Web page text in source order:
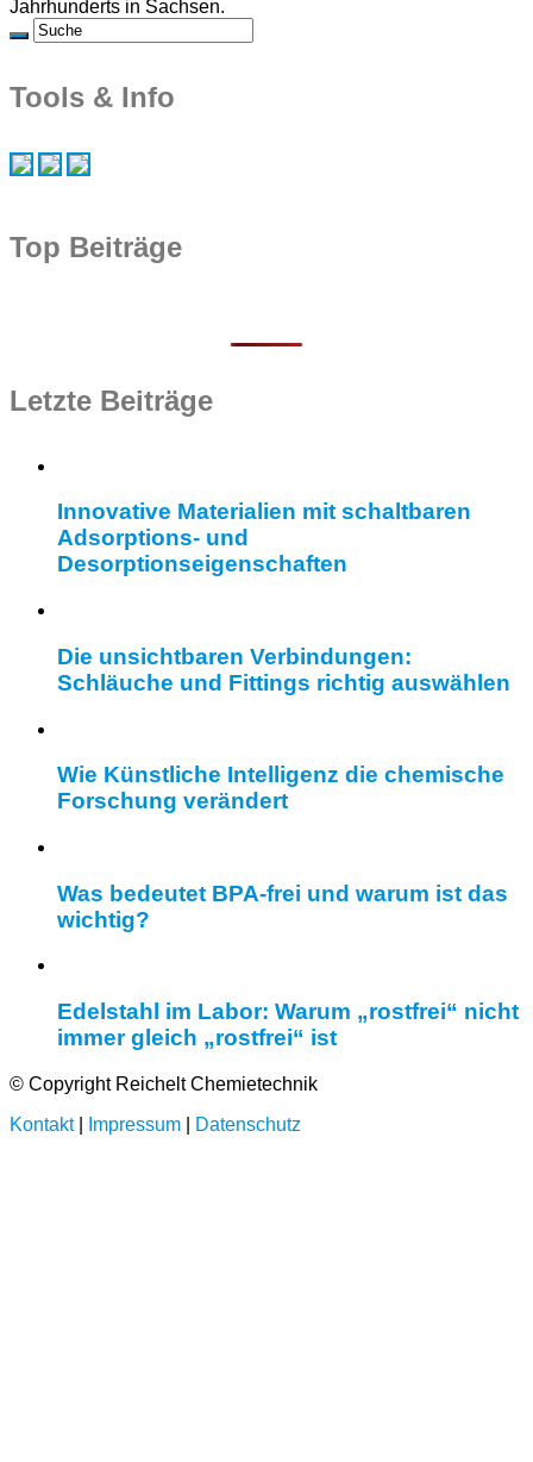
Jahrhunderts in Sachsen.
Tools & Info
Top Beiträge
Letzte Beiträge
Innovative Materialien mit schaltbaren
Adsorptions- und
Desorptionseigenschaften
Die unsichtbaren Verbindungen:
Schläuche und Fittings richtig auswählen
Wie Künstliche Intelligenz die chemische
Forschung verändert
Was bedeutet BPA-frei und warum ist das
wichtig?
Edelstahl im Labor: Warum „rostfrei“ nicht
immer gleich „rostfrei“ ist
© Copyright Reichelt Chemietechnik
Kontakt| Impressum Datenschutz